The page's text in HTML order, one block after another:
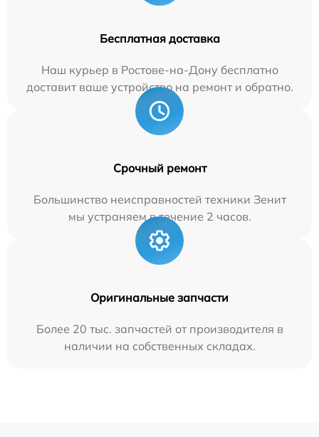
Бесплатная доставка
Наш курьер в Ростове-на-Дону бесплатно
доставит ваше устройство на ремонт и обратно.
Срочный ремонт
Большинство неисправностей техники Зенит
мы устраняем в течение 2 часов.
Оригинальные запчасти
Более 20 тыс. запчастей от производителя в
наличии на собственных складах.